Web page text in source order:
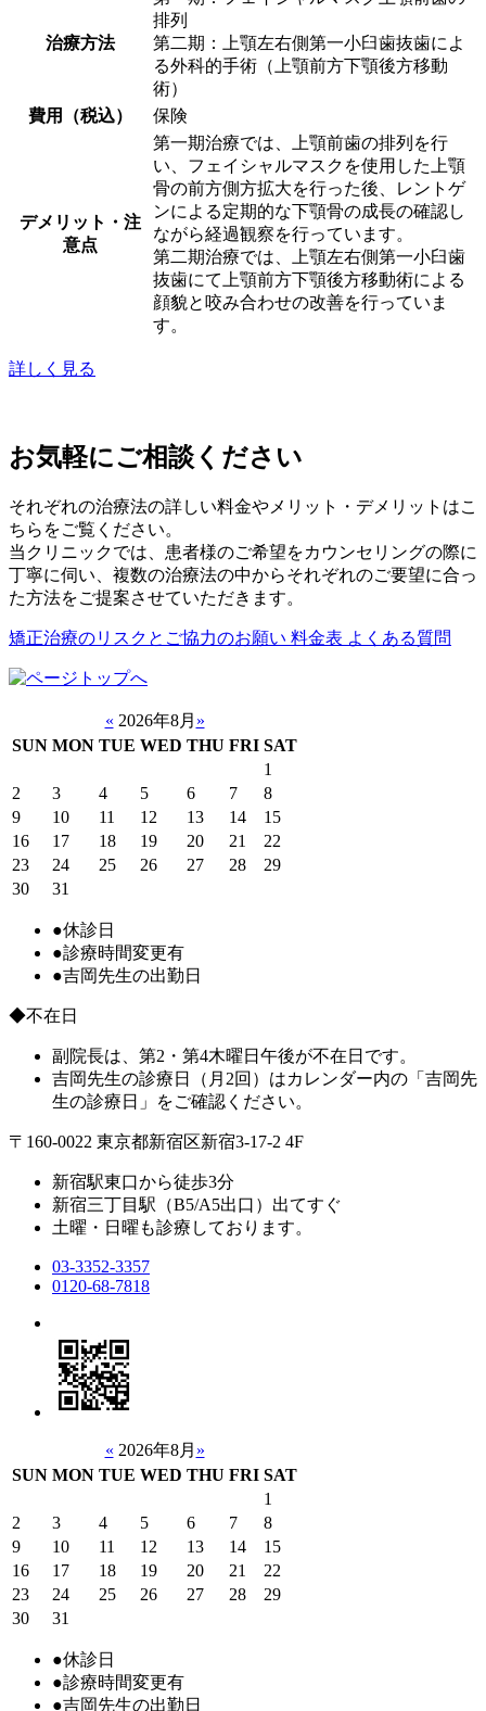
治療方法
排列
第二期：上顎左右側第一小臼歯抜歯によ
る外科的手術（上顎前方下顎後方移動
術）
費用（税込）
保険
デメリット・注
意点
第一期治療では、上顎前歯の排列を行
い、フェイシャルマスクを使用した上顎
骨の前方側方拡大を行った後、レントゲ
ンによる定期的な下顎骨の成長の確認し
ながら経過観察を行っています。
第二期治療では、上顎左右側第一小臼歯
抜歯にて上顎前方下顎後方移動術による
顔貌と咬み合わせの改善を行っていま
す。
詳しく見る
お気軽にご相談ください
それぞれの治療法の詳しい料金やメリット・デメリットはこ
ちらをご覧ください。
当クリニックでは、患者様のご希望をカウンセリングの際に
丁寧に伺い、複数の治療法の中からそれぞれのご要望に合っ
た方法をご提案させていただきます。
矯正治療のリスクとご協力のお願い 料金表 よくある質問
« 2026年8月 »
SUN MON TUE WED THU FRI SAT
1
2
3 4 5 6 7
8
9
10 11 12 13 14
15
16
17 18 19 20 21
22
23
24 25 26 27 28
29
30
31
●休診日
●診療時間変更有
●吉岡先生の出勤日
◆不在日
副院長は、第2・第4木曜日午後が不在日です。
吉岡先生の診療日（月2回）はカレンダー内の「吉岡先
生の診療日」をご確認ください。
〒160-0022 東京都新宿区新宿3-17-2 4F
新宿駅東口から徒歩3分
新宿三丁目駅（B5/A5出口）出てすぐ
土曜・日曜も診療しております。
03-3352-3357
0120-68-7818
« 2026年8月 »
SUN MON TUE WED THU FRI SAT
1
2
3 4 5 6 7
8
9
10 11 12 13 14
15
16
17 18 19 20 21
22
23
24 25 26 27 28
29
30
31
●休診日
●診療時間変更有
●吉岡先生の出勤日